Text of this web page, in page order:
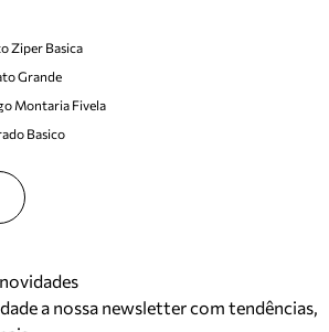
Ziper Basica
Grande
Montaria Fivela
Basico
a nossa newsletter com tendências,